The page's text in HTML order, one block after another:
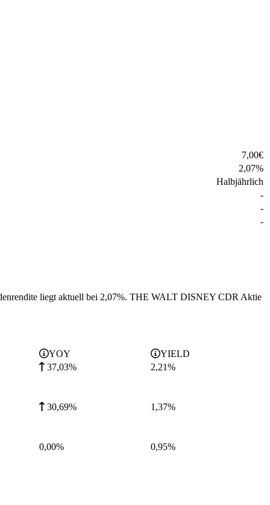
7,00€
2,07%
Halbjährlich
-
-
-
liegt aktuell bei 2,07%. THE WALT DISNEY CDR Aktie
YOY
YIELD
37,03%
2,21%
30,69% 1,37%
0,00% 0,95%